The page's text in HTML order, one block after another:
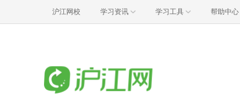
沪江网校 学习资讯 学习工具 帮助中心